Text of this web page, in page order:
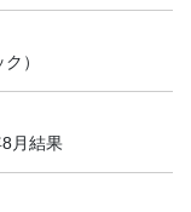
）
月結果